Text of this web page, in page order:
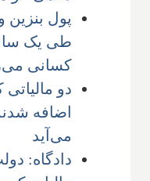
پول بنزین
طی یک
کسانی
دو
اضافه
می‌آید
دادگاه: